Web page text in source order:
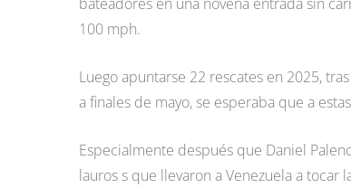
bateadores en una novena entrada sin
100 mph.
Luego apuntarse 22 rescates en 2025,
a finales de mayo, se esperaba que a
Especialmente después que Daniel
lauros s que llevaron a Venezuela a